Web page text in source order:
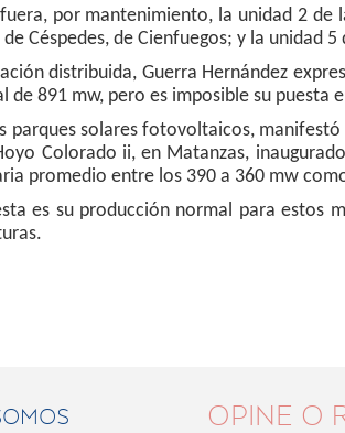
por mantenimiento, la unidad 2 de
Céspedes, de Cienfuegos; y la unidad
distribuida, Guerra Hernández
de 891 mw, pero es imposible su puesta
parques solares fotovoltaicos,
Colorado ii, en Matanzas,
promedio entre los 390 a 360 mw
es su producción normal para estos
OPINE O